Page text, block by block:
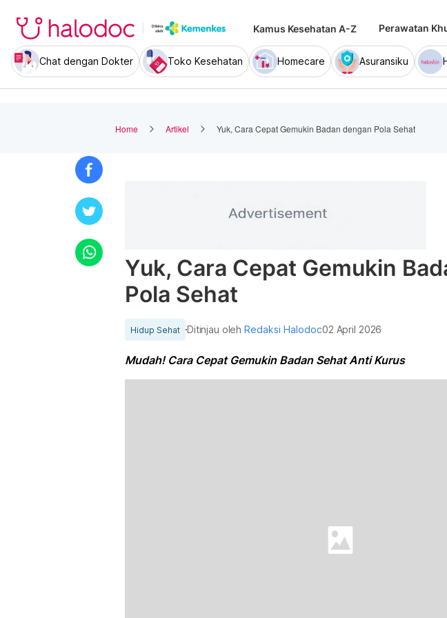
Kamus Kesehatan A-Z Perawatan
Chat dengan Dokter Toko Kesehatan Homecare Asuransiku
Home Artikel Yuk, Cara Cepat Gemukin Badan dengan Pola Sehat
Yuk, Cara Cepat Gemukin
Pola Sehat
Hidup Sehat Ditinjau olehRedaksi Halodoc02 April 2026
Mudah! Cara Cepat Gemukin Badan Sehat Anti Kurus